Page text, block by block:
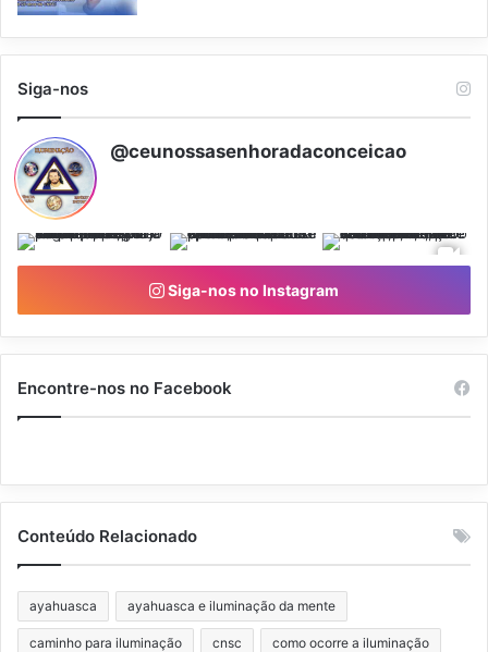
Siga-nos
@ceunossasenhoradaconceicao
Siga-nos no Instagram
Encontre-nos no Facebook
Conteúdo Relacionado
ayahuasca ayahuasca e iluminação da mente
caminho para iluminação cnsc como ocorre a iluminação